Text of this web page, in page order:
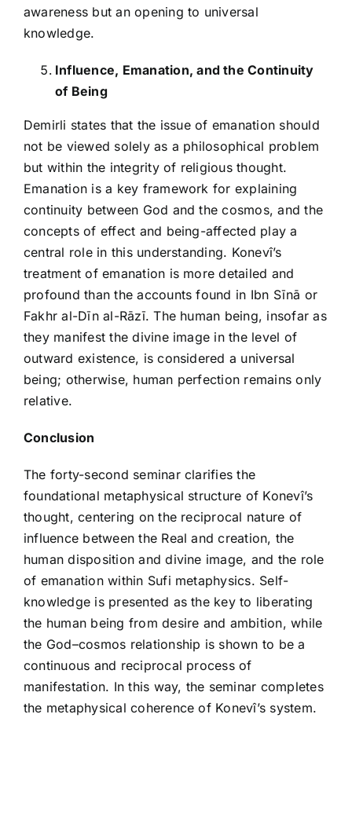
awareness but an opening to universal
knowledge.
Influence, Emanation, and the Continuity
of Being
Demirli states that the issue of emanation should
not be viewed solely as a philosophical problem
but within the integrity of religious thought.
Emanation is a key framework for explaining
continuity between God and the cosmos, and the
concepts of effect and being-affected play a
central role in this understanding. Konevî’s
treatment of emanation is more detailed and
profound than the accounts found in Ibn Sīnā or
Fakhr al-Dīn al-Rāzī. The human being, insofar as
they manifest the divine image in the level of
outward existence, is considered a universal
being; otherwise, human perfection remains only
relative.
Conclusion
The forty-second seminar clarifies the
foundational metaphysical structure of Konevî’s
thought, centering on the reciprocal nature of
influence between the Real and creation, the
human disposition and divine image, and the role
of emanation within Sufi metaphysics. Self-
knowledge is presented as the key to liberating
the human being from desire and ambition, while
the God–cosmos relationship is shown to be a
continuous and reciprocal process of
manifestation. In this way, the seminar completes
the metaphysical coherence of Konevî’s system.